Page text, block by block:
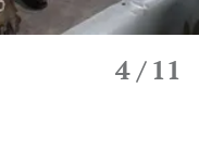
4/ 11